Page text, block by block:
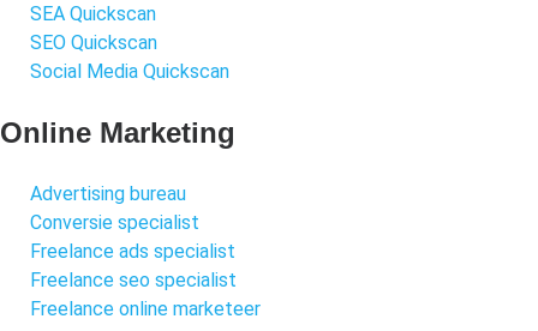
SEA Quickscan
SEO Quickscan
Social Media Quickscan
Online Marketing
Advertising bureau
Conversie specialist
Freelance ads specialist
Freelance seo specialist
Freelance online marketeer